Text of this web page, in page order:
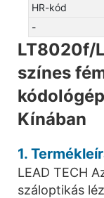
HR-kód
-
LT8020f/
színes
Kínában
1.
LEAD TECH
száloptikás